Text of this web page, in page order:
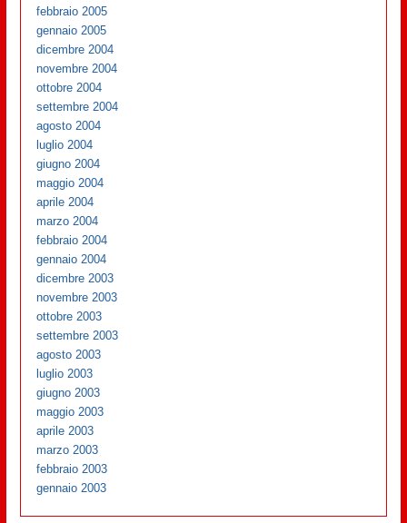
febbraio 2005
gennaio 2005
dicembre 2004
novembre 2004
ottobre 2004
settembre 2004
agosto 2004
luglio 2004
giugno 2004
maggio 2004
aprile 2004
marzo 2004
febbraio 2004
gennaio 2004
dicembre 2003
novembre 2003
ottobre 2003
settembre 2003
agosto 2003
luglio 2003
giugno 2003
maggio 2003
aprile 2003
marzo 2003
febbraio 2003
gennaio 2003